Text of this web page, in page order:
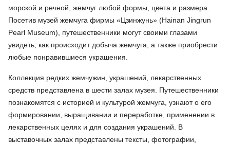
морской и речной, жемчуг любой формы, цвета и размера.
Посетив музей жемчуга фирмы «Цзинжунь» (Hainan Jingrun
Pearl Museum), путешественники могут своими глазами
увидеть, как происходит добыча жемчуга, а также приобрести
любые понравившиеся украшения.
Коллекция редких жемчужин, украшений, лекарственных
средств представлена в шести залах музея. Путешественники
познакомятся с историей и культурой жемчуга, узнают о его
формировании, выращивании и переработке, применении в
лекарственных целях и для создания украшений. В
выставочных залах представлены тексты, фотографии,